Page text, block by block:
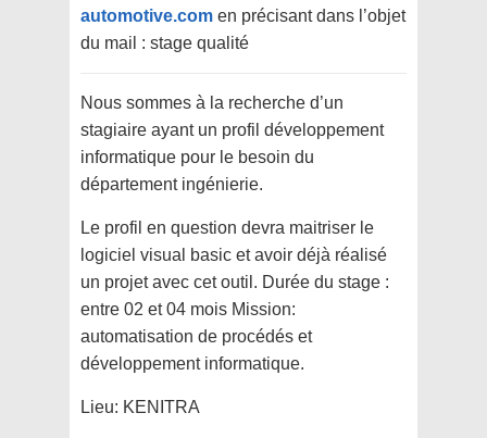
automotive.com en précisant dans l’objet
du mail : stage qualité
Nous sommes à la recherche d’un
stagiaire ayant un profil développement
informatique pour le besoin du
département ingénierie.
Le profil en question devra maitriser le
logiciel visual basic et avoir déjà réalisé
un projet avec cet outil. Durée du stage :
entre 02 et 04 mois Mission:
automatisation de procédés et
développement informatique.
Lieu: KENITRA